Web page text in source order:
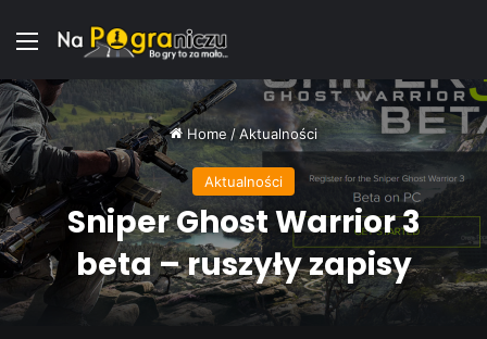
Menu
Home /Aktualności
Aktualności
Sniper Ghost Warrior 3
beta – ruszyły zapisy